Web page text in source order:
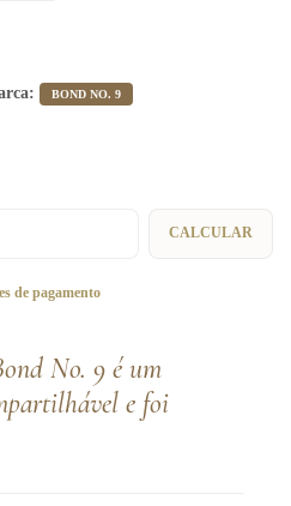
BOND NO. 9
CALCULAR
de pagamento
No. 9 é um
e foi